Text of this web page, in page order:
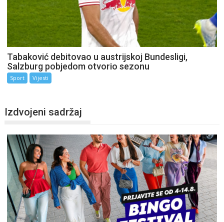
Tabaković debitovao u austrijskoj Bundesligi,
Salzburg pobjedom otvorio sezonu
Sport Vijesti
Izdvojeni sadržaj